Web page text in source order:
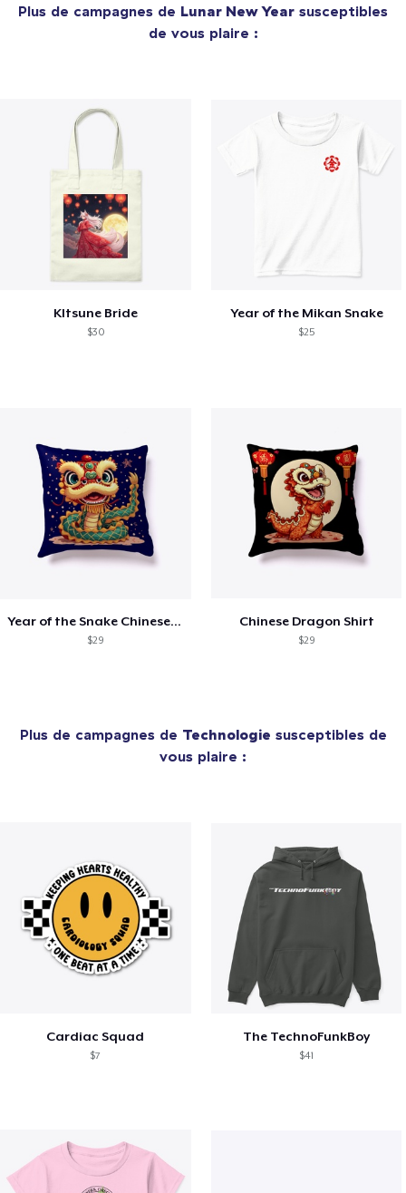
Plus de campagnes de Lunar New Year susceptibles
de vous plaire :
KItsune Bride
$30
Year of the Mikan Snake
$25
Year of the Snake Chinese New Year
$29
Chinese Dragon Shirt
$29
Plus de campagnes de Technologie susceptibles de
vous plaire :
Cardiac Squad
$7
The TechnoFunkBoy
$41